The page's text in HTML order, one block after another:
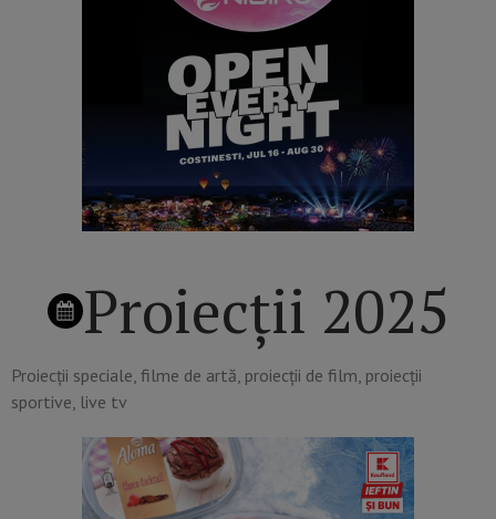
Proiecții 2025
Proiecții speciale, filme de artă, proiecții de film, proiecții
sportive, live tv